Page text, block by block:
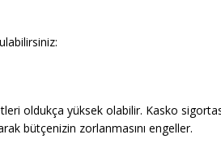
oldukça yüksek olabilir. Kasko
bütçenizin zorlanmasını engeller.